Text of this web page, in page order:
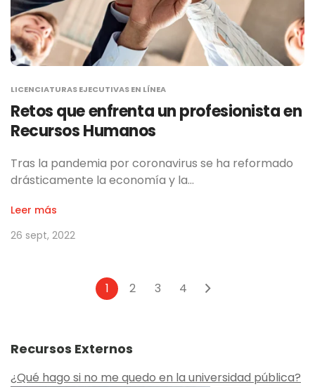
LICENCIATURAS EJECUTIVAS EN LÍNEA
Retos que enfrenta un profesionista en
Recursos Humanos
Tras la pandemia por coronavirus se ha reformado
drásticamente la economía y la…
Leer más
26 sept, 2022
1 2 3 4
Recursos Externos
¿Qué hago si no me quedo en la universidad pública?